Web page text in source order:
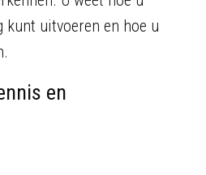
kunt uitvoeren en hoe u
en